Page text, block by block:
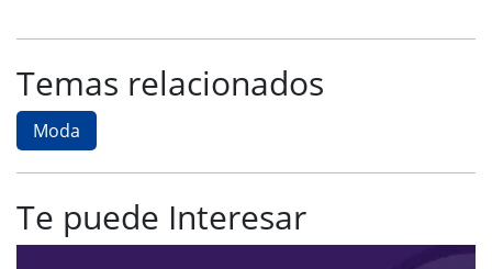
Temas relacionados
Moda
Te puede Interesar